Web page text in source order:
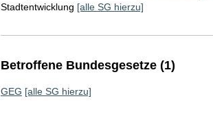
Stadtentwicklung [alle SG hierzu]
Betroffene Bundesgesetze (1)
GEG [alle SG hierzu]